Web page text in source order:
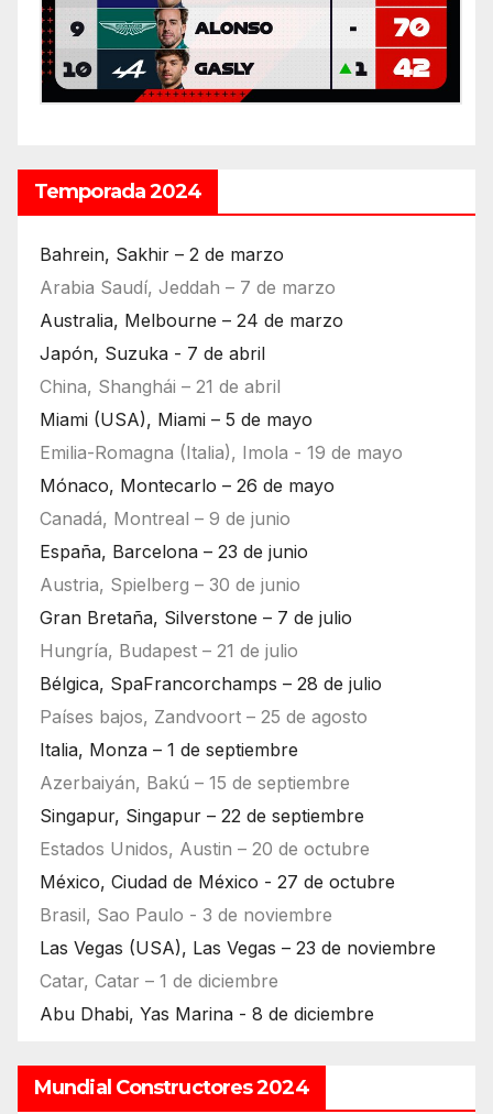
Temporada 2024
Bahrein, Sakhir – 2 de marzo
Arabia Saudí, Jeddah – 7 de marzo
Australia, Melbourne – 24 de marzo
Japón, Suzuka - 7 de abril
China, Shanghái – 21 de abril
Miami (USA), Miami – 5 de mayo
Emilia-Romagna (Italia), Imola - 19 de mayo
Mónaco, Montecarlo – 26 de mayo
Canadá, Montreal – 9 de junio
España, Barcelona – 23 de junio
Austria, Spielberg – 30 de junio
Gran Bretaña, Silverstone – 7 de julio
Hungría, Budapest – 21 de julio
Bélgica, SpaFrancorchamps – 28 de julio
Países bajos, Zandvoort – 25 de agosto
Italia, Monza – 1 de septiembre
Azerbaiyán, Bakú – 15 de septiembre
Singapur, Singapur – 22 de septiembre
Estados Unidos, Austin – 20 de octubre
México, Ciudad de México - 27 de octubre
Brasil, Sao Paulo - 3 de noviembre
Las Vegas (USA), Las Vegas – 23 de noviembre
Catar, Catar – 1 de diciembre
Abu Dhabi, Yas Marina - 8 de diciembre
Mundial Constructores 2024